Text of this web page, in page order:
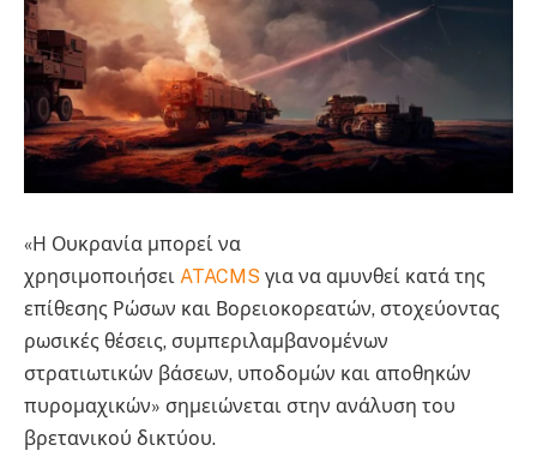
«Η Ουκρανία μπορεί να
χρησιμοποιήσει ATACMS για να αμυνθεί κατά της
επίθεσης Ρώσων και Βορειοκορεατών, στοχεύοντας
ρωσικές θέσεις, συμπεριλαμβανομένων
στρατιωτικών βάσεων, υποδομών και αποθηκών
πυρομαχικών» σημειώνεται στην ανάλυση του
βρετανικού δικτύου.